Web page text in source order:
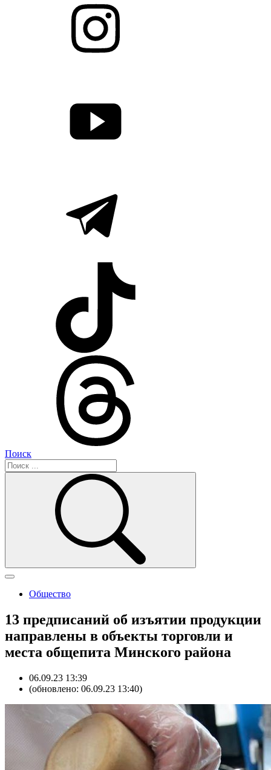
Поиск
Общество
13 предписаний об изъятии продукции
направлены в объекты торговли и
места общепита Минского района
06.09.23 13:39
(обновлено: 06.09.23 13:40)